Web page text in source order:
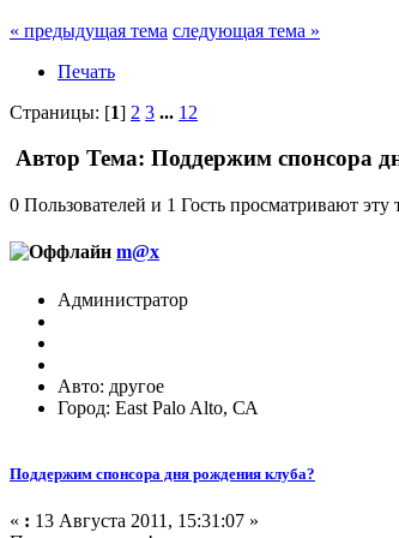
« предыдущая тема следующая тема »
Печать
Страницы: [1] 2 3 ... 12
Автор Тема: Поддержим спонсора
0 Пользователей и 1 Гость просматривают эту
m@x
Администратор
Авто: другое
Город: East Palo Alto, СА
Поддержим спонсора дня рождения клуба?
« : 13 Августа 2011, 15:31:07 »